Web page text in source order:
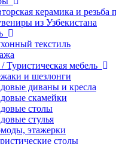
керамика и резьба
из Узбекистана
текстиль
Туристическая мебель
и шезлонги
диваны и кресла
скамейки
столы
стулья
этажерки
столы